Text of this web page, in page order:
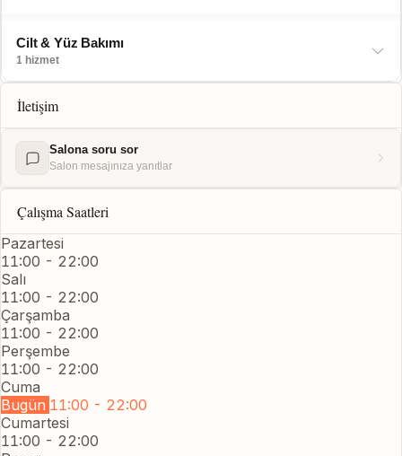
Cilt & Yüz Bakımı
1 hizmet
İletişim
Salona soru sor
Salon mesajınıza yanıtlar
Çalışma Saatleri
Pazartesi
11:00 - 22:00
Salı
11:00 - 22:00
Çarşamba
11:00 - 22:00
Perşembe
11:00 - 22:00
Cuma
Bugün 11:00 - 22:00
Cumartesi
11:00 - 22:00